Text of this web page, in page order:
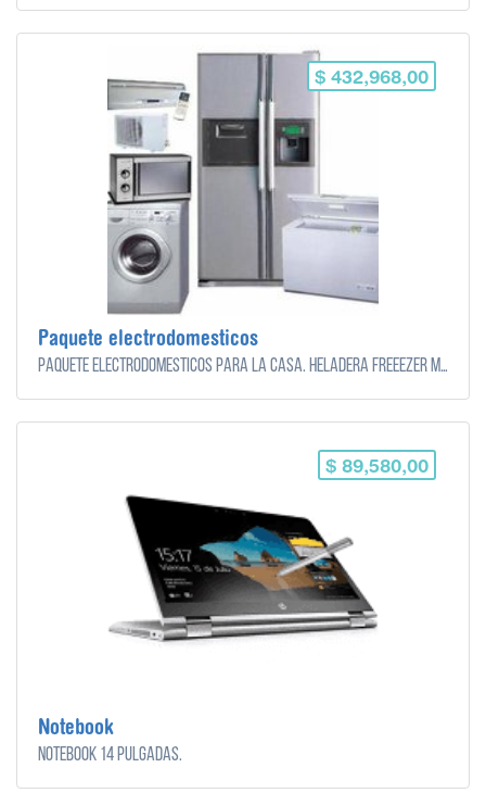
$ 432,968,00
Paquete electrodomesticos
Paquete electrodomesticos para la casa. Heladera Freeezer Microondas Aire acondicionado Lavarropas.
$ 89,580,00
Notebook
Notebook 14 pulgadas.